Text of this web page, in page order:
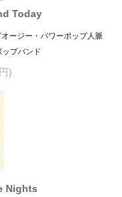
Today
ージー・パワーポップ人脈
プバンド
)
Nights